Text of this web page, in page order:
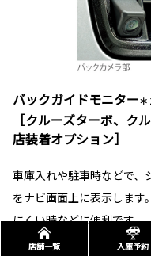
バックガイドモニター＊
［クルーズターボ、ク
店装着オプション］
車庫入れや駐車時などで、
をナビ画面上に表示します
にくい時などに便利です。
店舗一覧 入庫予約